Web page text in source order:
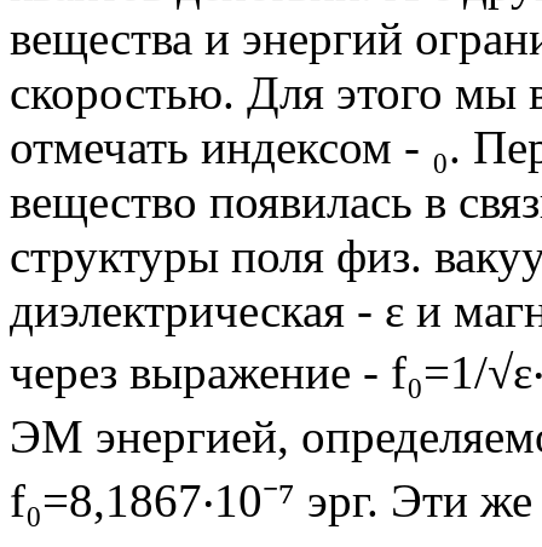
вещества и энергий
скоростью. Для этого мы
отмечать индексом - ₀.
вещество появилась в
структуры поля физ.
диэлектрическая - ε и
через выражение - f₀=1/
ЭМ энергией,
f₀=8,1867‧10⁻⁷ эрг. Эти